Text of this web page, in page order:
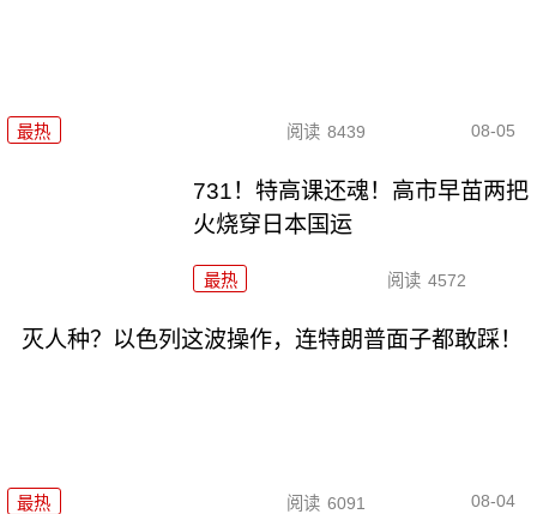
最热 阅读 8439 08-05
731！特高课还魂！高市早苗两把
火烧穿日本国运
最热 阅读 4572
灭人种？以色列这波操作，连特朗普面子都敢踩！
最热 阅读 6091 08-04